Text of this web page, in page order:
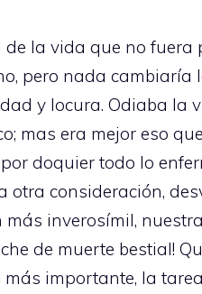
la vida que no fuera
pero nada cambiaría
y locura. Odiaba la
mas era mejor eso
doquier todo lo
consideración,
inverosímil,
de muerte bestial!
importante, la